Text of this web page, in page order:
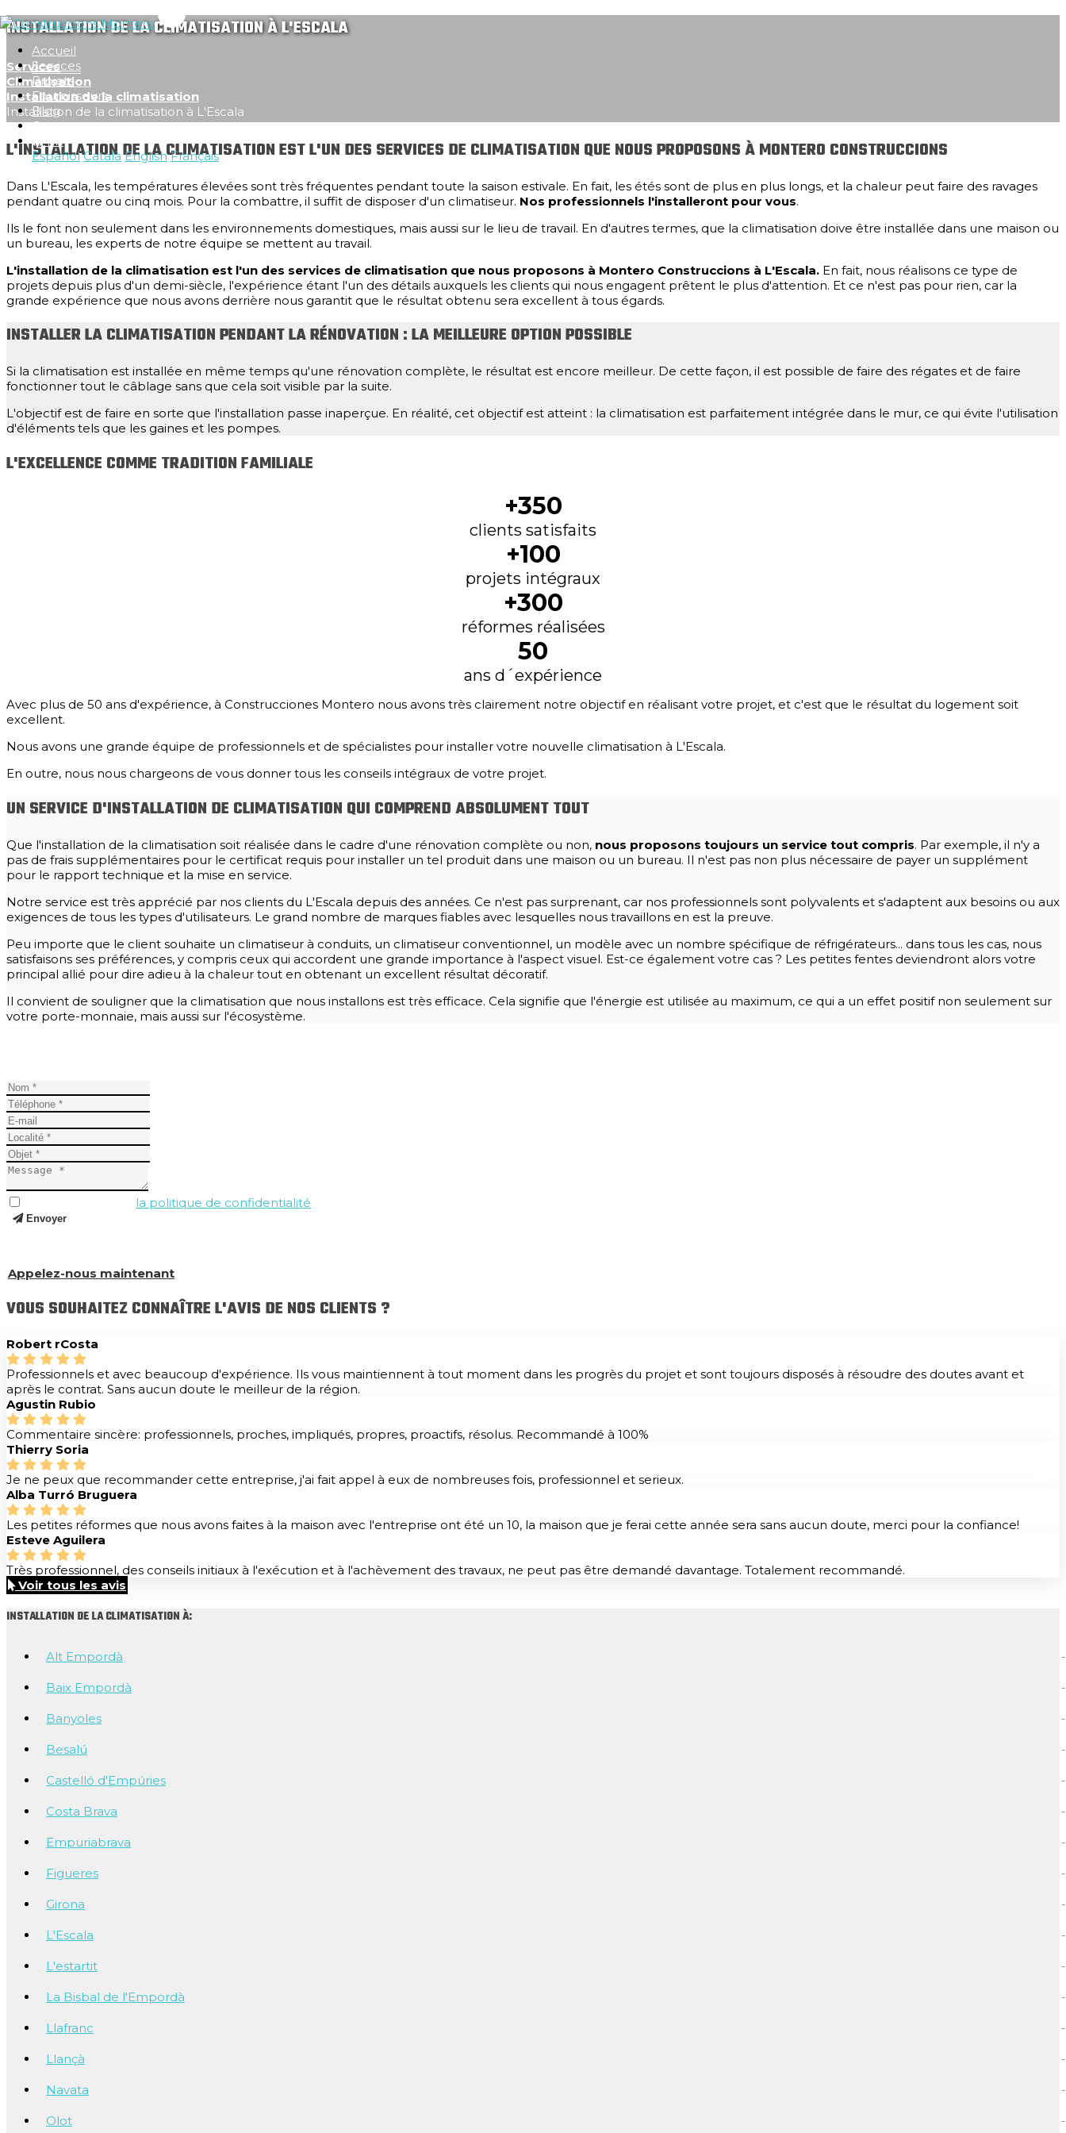
Accueil
Services
Projets
Fournisseurs
Blog
Contact
FR
Español Català English Français
INSTALLATION DE LA CLIMATISATION À L'ESCALA
Services
Climatisation
Installation de la climatisation
Installation de la climatisation à L'Escala
L'INSTALLATION DE LA CLIMATISATION EST L'UN DES SERVICES DE CLIMATISATION QUE NOUS PROPOSONS À MONTERO CONSTRUCCIONS
Dans L'Escala, les températures élevées sont très fréquentes pendant toute la saison estivale. En fait, les étés sont de plus en plus longs, et la chaleur peut faire des ravages
pendant quatre ou cinq mois. Pour la combattre, il suffit de disposer d'un climatiseur. Nos professionnels l'installeront pour vous.
Ils le font non seulement dans les environnements domestiques, mais aussi sur le lieu de travail. En d'autres termes, que la climatisation doive être installée dans une maison ou
un bureau, les experts de notre équipe se mettent au travail.
L'installation de la climatisation est l'un des services de climatisation que nous proposons à Montero Construccions à L'Escala. En fait, nous réalisons ce type de
projets depuis plus d'un demi-siècle, l'expérience étant l'un des détails auxquels les clients qui nous engagent prêtent le plus d'attention. Et ce n'est pas pour rien, car la
grande expérience que nous avons derrière nous garantit que le résultat obtenu sera excellent à tous égards.
INSTALLER LA CLIMATISATION PENDANT LA RÉNOVATION : LA MEILLEURE OPTION POSSIBLE
Si la climatisation est installée en même temps qu'une rénovation complète, le résultat est encore meilleur. De cette façon, il est possible de faire des régates et de faire
fonctionner tout le câblage sans que cela soit visible par la suite.
L'objectif est de faire en sorte que l'installation passe inaperçue. En réalité, cet objectif est atteint : la climatisation est parfaitement intégrée dans le mur, ce qui évite l'utilisation
d'éléments tels que les gaines et les pompes.
L'EXCELLENCE COMME TRADITION FAMILIALE
+350
clients satisfaits
+100
projets intégraux
+300
réformes réalisées
50
ans d´expérience
Avec plus de 50 ans d'expérience, à Construcciones Montero nous avons très clairement notre objectif en réalisant votre projet, et c'est que le résultat du logement soit
excellent.
Nous avons une grande équipe de professionnels et de spécialistes pour installer votre nouvelle climatisation à L'Escala.
En outre, nous nous chargeons de vous donner tous les conseils intégraux de votre projet.
UN SERVICE D'INSTALLATION DE CLIMATISATION QUI COMPREND ABSOLUMENT TOUT
Que l'installation de la climatisation soit réalisée dans le cadre d'une rénovation complète ou non, nous proposons toujours un service tout compris. Par exemple, il n'y a
pas de frais supplémentaires pour le certificat requis pour installer un tel produit dans une maison ou un bureau. Il n'est pas non plus nécessaire de payer un supplément
pour le rapport technique et la mise en service.
Notre service est très apprécié par nos clients du L'Escala depuis des années. Ce n'est pas surprenant, car nos professionnels sont polyvalents et s'adaptent aux besoins ou aux
exigences de tous les types d'utilisateurs. Le grand nombre de marques fiables avec lesquelles nous travaillons en est la preuve.
Peu importe que le client souhaite un climatiseur à conduits, un climatiseur conventionnel, un modèle avec un nombre spécifique de réfrigérateurs... dans tous les cas, nous
satisfaisons ses préférences, y compris ceux qui accordent une grande importance à l'aspect visuel. Est-ce également votre cas ? Les petites fentes deviendront alors votre
principal allié pour dire adieu à la chaleur tout en obtenant un excellent résultat décoratif.
Il convient de souligner que la climatisation que nous installons est très efficace. Cela signifie que l'énergie est utilisée au maximum, ce qui a un effet positif non seulement sur
votre porte-monnaie, mais aussi sur l'écosystème.
la politique de confidentialité
Envoyer
Appelez-nous maintenant
VOUS SOUHAITEZ CONNAÎTRE L'AVIS DE NOS CLIENTS ?
Robert rCosta
Professionnels et avec beaucoup d'expérience. Ils vous maintiennent à tout moment dans les progrès du projet et sont toujours disposés à résoudre des doutes avant et
après le contrat. Sans aucun doute le meilleur de la région.
Agustin Rubio
Commentaire sincère: professionnels, proches, impliqués, propres, proactifs, résolus. Recommandé à 100%
Thierry Soria
Je ne peux que recommander cette entreprise, j'ai fait appel à eux de nombreuses fois, professionnel et serieux.
Alba Turró Bruguera
Les petites réformes que nous avons faites à la maison avec l'entreprise ont été un 10, la maison que je ferai cette année sera sans aucun doute, merci pour la confiance!
Esteve Aguilera
Très professionnel, des conseils initiaux à l'exécution et à l'achèvement des travaux, ne peut pas être demandé davantage. Totalement recommandé.
Voir tous les avis
INSTALLATION DE LA CLIMATISATION À:
Alt Empordà
Baix Empordà
Banyoles
Besalú
Castelló d'Empúries
Costa Brava
Empuriabrava
Figueres
Girona
L'Escala
L'estartit
La Bisbal de l'Empordà
Llafranc
Llançà
Navata
Olot